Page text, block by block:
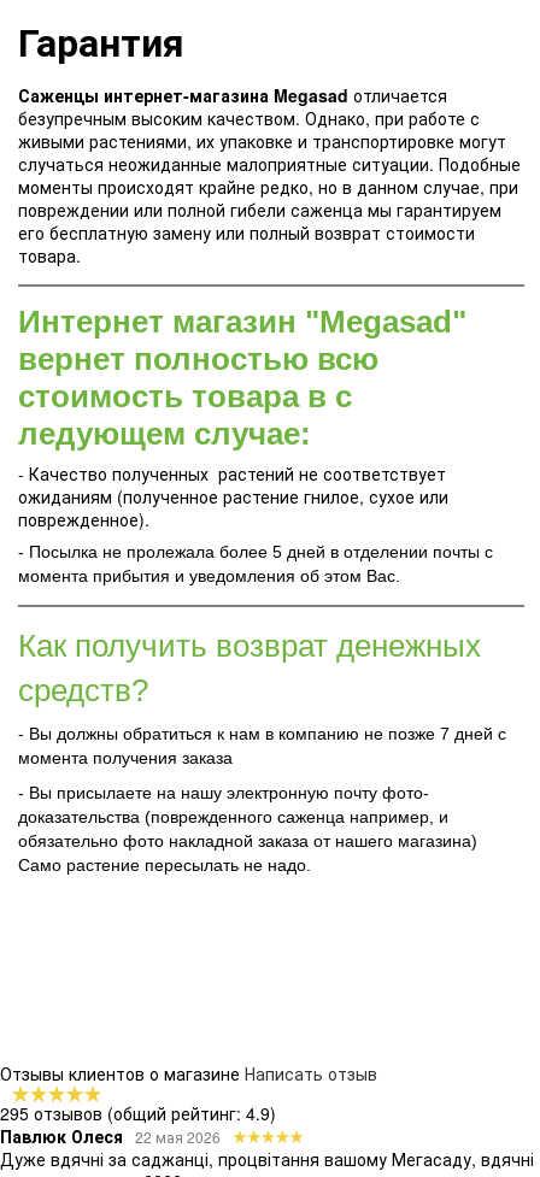
Гарантия
Саженцы интернет-магазина Megasad отличается
безупречным высоким качеством. Однако, при работе с
живыми растениями, их упаковке и транспортировке могут
случаться неожиданные малоприятные ситуации. Подобные
моменты происходят крайне редко, но в данном случае, при
повреждении или полной гибели саженца мы гарантируем
его бесплатную замену или полный возврат стоимости
товара.
Интернет магазин "Megasad"
вернет полностью всю
стоимость товара в с
ледующем случае:
- Качество полученных растений не соответствует
ожиданиям (полученное растение гнилое, сухое или
поврежденное).
- Посылка не пролежала более 5 дней в отделении почты с
момента прибытия и уведомления об этом Вас.
Как получить возврат денежных
средств?
- Вы должны обратиться к нам в компанию не позже 7 дней с
момента получения заказа
- Вы присылаете на нашу электронную почту фото-
доказательства (поврежденного саженца например, и
обязательно фото накладной заказа от нашего магазина)
Само растение пересылать не надо.
Отзывы клиентов о магазине Написать отзыв
295 отзывов (общий рейтинг: 4.9)
Павлюк Олеся
22 мая 2026
Дуже вдячні за саджанці, процвітання вашому Мегасаду, вдячні